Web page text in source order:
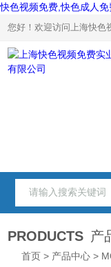
快色视频免费,快色成人
您好！欢迎访问上海快
PRODUCTS 产
首页 > 产品中心 >